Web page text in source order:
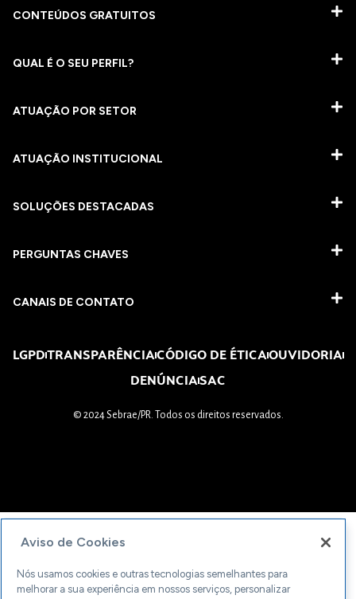
CONTEÚDOS GRATUITOS
QUAL É O SEU PERFIL?
ATUAÇÃO POR SETOR
ATUAÇÃO INSTITUCIONAL
SOLUÇÕES DESTACADAS
PERGUNTAS CHAVES​
CANAIS DE CONTATO
LGPDTRANSPARÊNCIACÓDIGO DE ÉTICAOUVIDORIA
DENÚNCIASAC
© 2024 Sebrae/PR. Todos os direitos reservados.
Aviso de Cookies
Nós usamos cookies e outras tecnologias semelhantes para
melhorar a sua experiência em nossos serviços, personalizar